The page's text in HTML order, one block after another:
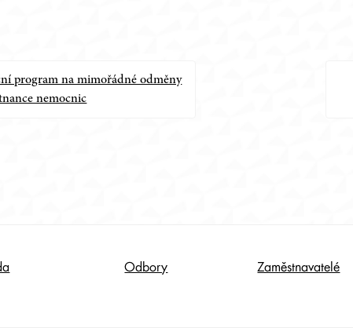
program na mimořádné odměny
nemocnic
Odbory Zaměstnavatelé